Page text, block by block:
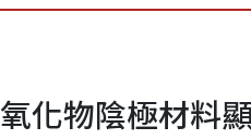
化物陰極材料